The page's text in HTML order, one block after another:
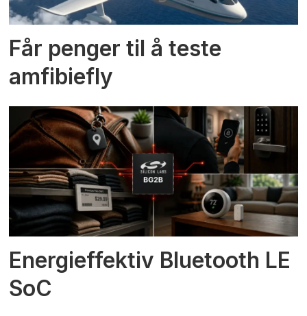
Får penger til å teste
amfibiefly
Energieffektiv Bluetooth LE
SoC